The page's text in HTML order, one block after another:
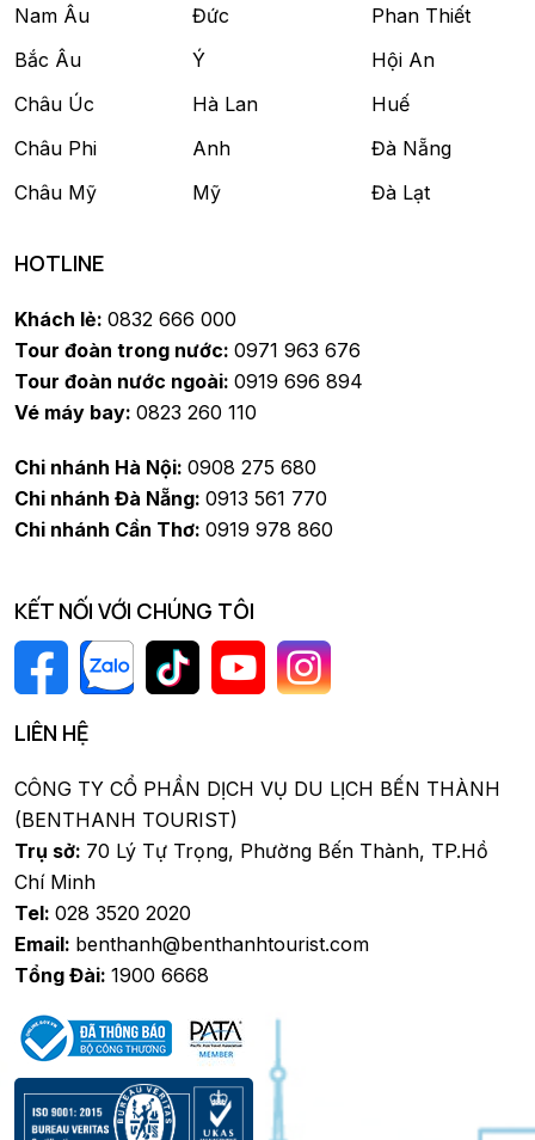
Nam Âu
Bắc Âu
Châu Úc
Châu Phi
Châu Mỹ
Đức
Ý
Hà Lan
Anh
Mỹ
Phan Thiết
Hội An
Huế
Đà Nẵng
Đà Lạt
HOTLINE
Khách lẻ: 0832 666 000
Tour đoàn trong nước: 0971 963 676
Tour đoàn nước ngoài: 0919 696 894
Vé máy bay: 0823 260 110
Chi nhánh Hà Nội: 0908 275 680
Chi nhánh Đà Nẵng: 0913 561 770
Chi nhánh Cần Thơ: 0919 978 860
KẾT NỐI VỚI CHÚNG TÔI
LIÊN HỆ
CÔNG TY CỔ PHẦN DỊCH VỤ DU LỊCH BẾN THÀNH
(BENTHANH TOURIST)
Trụ sở: 70 Lý Tự Trọng, Phường Bến Thành, TP.Hồ
Chí Minh
Tel: 028 3520 2020
Email: benthanh@benthanhtourist.com
Tổng Đài: 1900 6668